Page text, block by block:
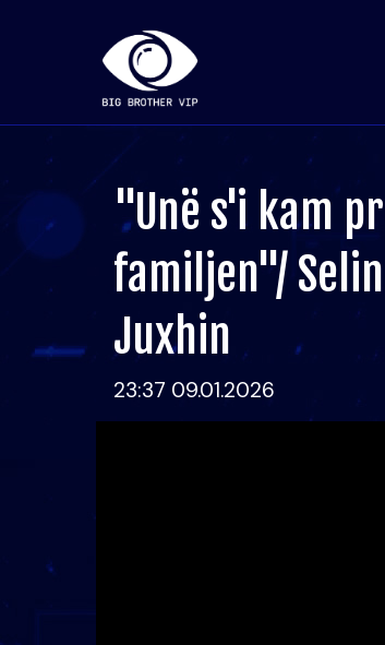
"Unë s'i kam
familjen"/
Juxhin
23:37 09.01.2026